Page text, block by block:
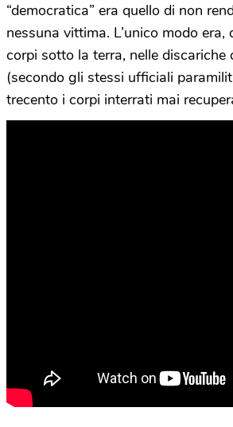
“democratica” era quello di non
nessuna vittima. L’unico modo era,
corpi sotto la terra, nelle discariche
(secondo gli stessi ufficiali
trecento i corpi interrati mai